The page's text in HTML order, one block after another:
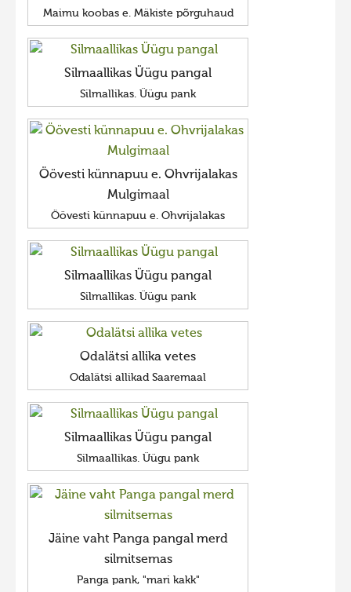
Maimu koobas e. Mäkiste põrguhaud
Silmaallikas Üügu pangal
Silmallikas. Üügu pank
Öövesti künnapuu e. Ohvrijalakas
Mulgimaal
Öövesti künnapuu e. Ohvrijalakas
Silmaallikas Üügu pangal
Silmallikas. Üügu pank
Odalätsi allika vetes
Odalätsi allikad Saaremaal
Silmaallikas Üügu pangal
Silmaallikas. Üügu pank
Jäine vaht Panga pangal merd
silmitsemas
Panga pank, "mari kakk"